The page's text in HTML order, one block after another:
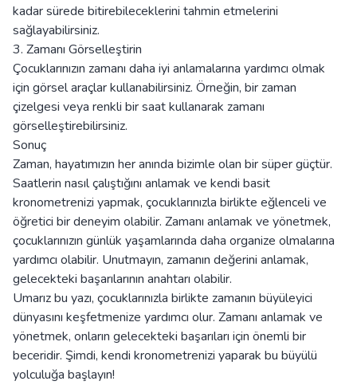
kadar sürede bitirebileceklerini tahmin etmelerini
sağlayabilirsiniz.
3. Zamanı Görselleştirin
Çocuklarınızın zamanı daha iyi anlamalarına yardımcı olmak
için görsel araçlar kullanabilirsiniz. Örneğin, bir zaman
çizelgesi veya renkli bir saat kullanarak zamanı
görselleştirebilirsiniz.
Sonuç
Zaman, hayatımızın her anında bizimle olan bir süper güçtür.
Saatlerin nasıl çalıştığını anlamak ve kendi basit
kronometrenizi yapmak, çocuklarınızla birlikte eğlenceli ve
öğretici bir deneyim olabilir. Zamanı anlamak ve yönetmek,
çocuklarınızın günlük yaşamlarında daha organize olmalarına
yardımcı olabilir. Unutmayın, zamanın değerini anlamak,
gelecekteki başarılarının anahtarı olabilir.
Umarız bu yazı, çocuklarınızla birlikte zamanın büyüleyici
dünyasını keşfetmenize yardımcı olur. Zamanı anlamak ve
yönetmek, onların gelecekteki başarıları için önemli bir
beceridir. Şimdi, kendi kronometrenizi yaparak bu büyülü
yolculuğa başlayın!